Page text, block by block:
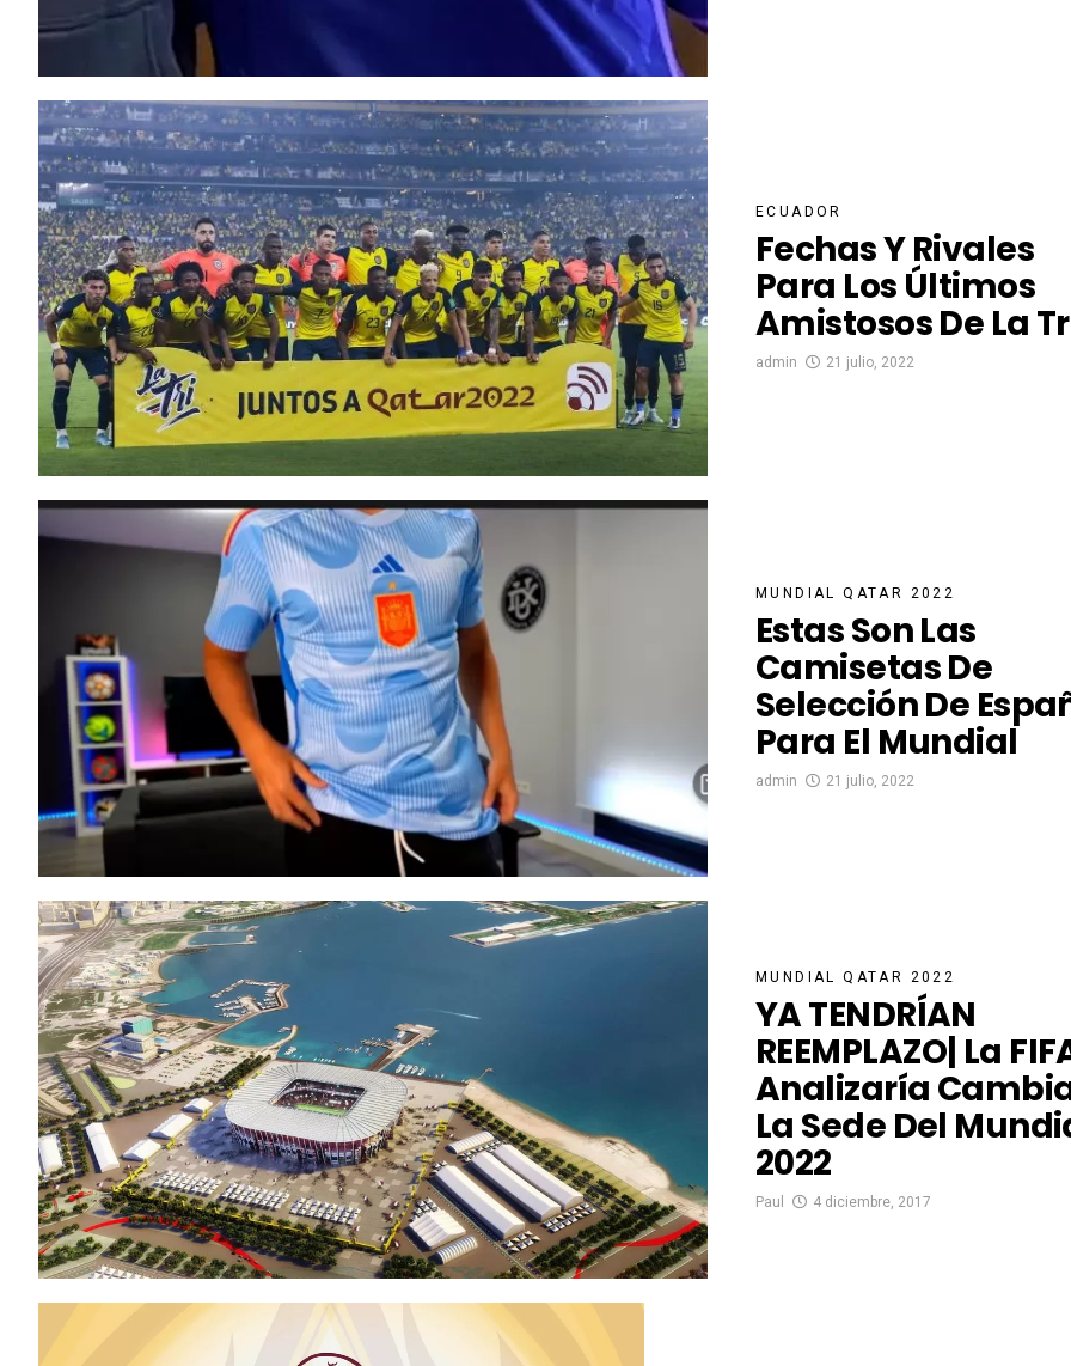
ECUADOR
Fechas Y Rivales
Para Los Últimos
Amistosos De La
admin 21 julio, 2022
MUNDIAL QATAR 2022
Estas Son Las
Camisetas De
Selección De
Para El Mundial
admin 21 julio, 2022
MUNDIAL QATAR 2022
YA TENDRÍAN
REEMPLAZO| La
Analizaría
La Sede Del
2022
Paul 4 diciembre, 2017